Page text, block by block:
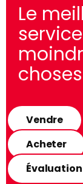
Le
choses
Vendre
Acheter
Évaluation